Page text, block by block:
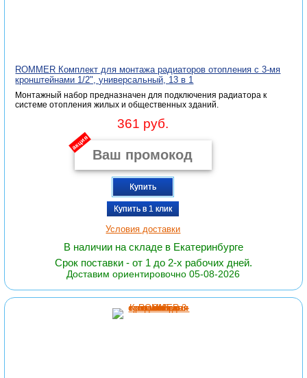
ROMMER Комплект для монтажа радиаторов отопления с 3-мя
кронштейнами 1/2", универсальный, 13 в 1
Монтажный набор предназначен для подключения радиатора к
системе отопления жилых и общественных зданий.
361 руб.
акция
Купить
Купить в 1 клик
Условия доставки
В наличии на складе в Екатеринбурге
Срок поставки - от 1 до 2-х рабочих дней.
Доставим ориентировочно 05-08-2026